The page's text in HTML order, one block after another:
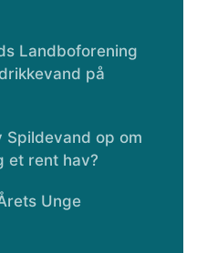
Landboforening
på
Spildevand op om
et rent hav?
Unge